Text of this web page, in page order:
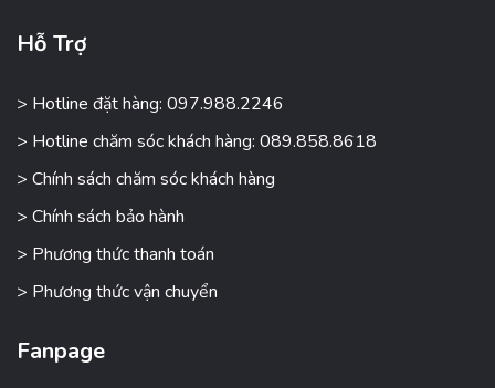
Hỗ Trợ
> Hotline đặt hàng: 097.988.2246
> Hotline chăm sóc khách hàng: 089.858.8618
> Chính sách chăm sóc khách hàng
> Chính sách bảo hành
> Phương thức thanh toán
> Phương thức vận chuyển
Fanpage